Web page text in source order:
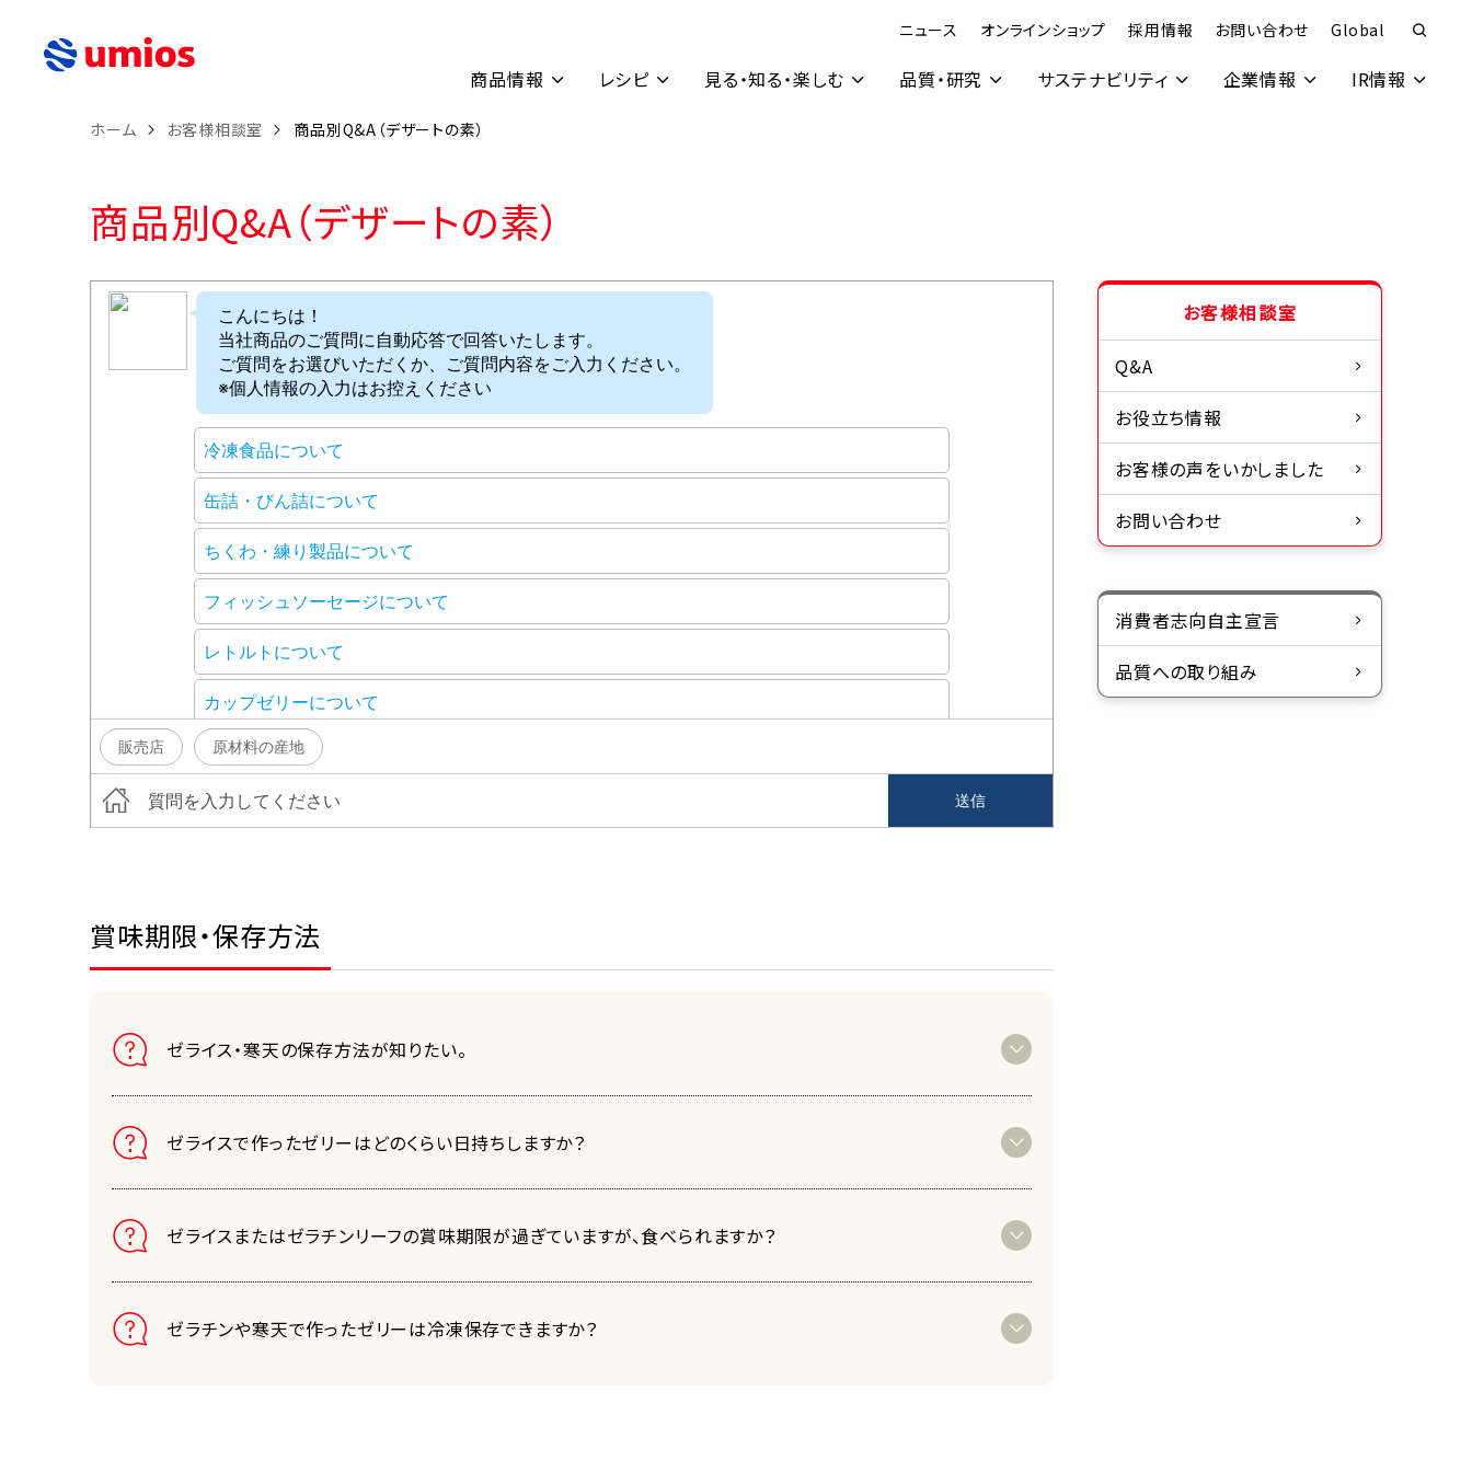
ニュース オンラインショップ 採用情報 お問い合わせ Global
商品情報 レシピ 見る・知る・楽しむ 品質・研究 サステナビリティ 企業情報 IR情報
ホーム お客様相談室 商品別Q&A（デザートの素）
商品別Q&A（デザートの素）
賞味期限・保存方法
ゼライス・寒天の保存方法が知りたい。
ゼライスで作ったゼリーはどのくらい日持ちしますか？
ゼライスまたはゼラチンリーフの賞味期限が過ぎていますが、食べられますか？
ゼラチンや寒天で作ったゼリーは冷凍保存できますか？
お客様相談室
Q&A
お役立ち情報
お客様の声をいかしました
お問い合わせ
消費者志向自主宣言
品質への取り組み